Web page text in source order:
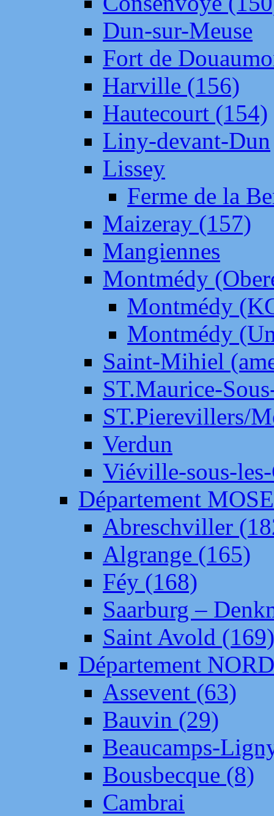
Dun-sur-Meuse
Fort de
Harville (156)
Hautecourt (154)
Liny-devant-Dun
Lissey
Ferme de la
Maizeray (157)
Mangiennes
Montmédy
Montmédy
Montmédy
Saint-Mihiel
ST.Maurice-
ST.Pierevillers/
Verdun
Viéville-sous-
Département
Abreschviller
Algrange (165)
Féy (168)
Saarburg –
Saint Avold (169)
Département NORD
Assevent (63)
Bauvin (29)
Beaucamps-
Bousbecque (8)
Cambrai